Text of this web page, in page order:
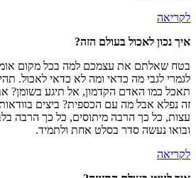
לקריאה
איך נכון לאכול בעולם הזה?
בטח שאלתם את עצמכם למה בכל מקום
לגמרי לגבי מה כדאי ומה לא כדאי לאכול.
תאכל כמו האדם הקדמון, אל תיגע בשומן?
זה נפלא אבל מה עם הכספית? ביצים
עצות, כל כך הרבה מיתוסים, כל כך הרבה
ובואו נעשה סדר בסלט אחת ולתמיד.
לקריאה